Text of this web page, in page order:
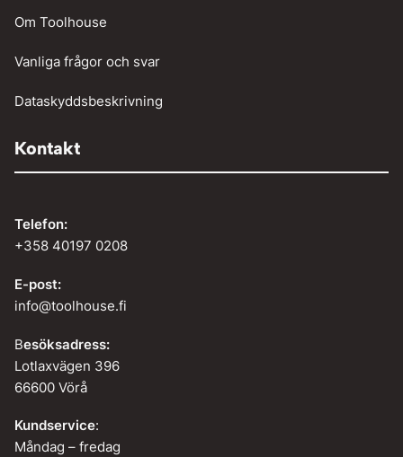
Om Toolhouse
Vanliga frågor och svar
Dataskyddsbeskrivning
Kontakt
Telefon:
+358 40197 0208
E-post:
info@toolhouse.fi
Besöksadress:
Lotlaxvägen 396
66600 Vörå
Kundservice:
Måndag – fredag